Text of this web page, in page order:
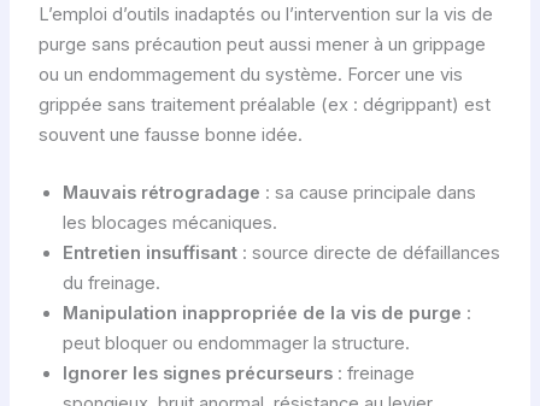
L’emploi d’outils inadaptés ou l’intervention sur la vis de
purge sans précaution peut aussi mener à un grippage
ou un endommagement du système. Forcer une vis
grippée sans traitement préalable (ex : dégrippant) est
souvent une fausse bonne idée.
Mauvais rétrogradage : sa cause principale dans
les blocages mécaniques.
Entretien insuffisant: source directe de défaillances
du freinage.
Manipulation inappropriée de la vis de purge :
peut bloquer ou endommager la structure.
Ignorer les signes précurseurs: freinage